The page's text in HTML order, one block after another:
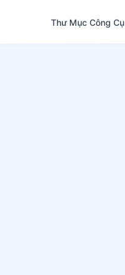
Thư Mục Công Cụ